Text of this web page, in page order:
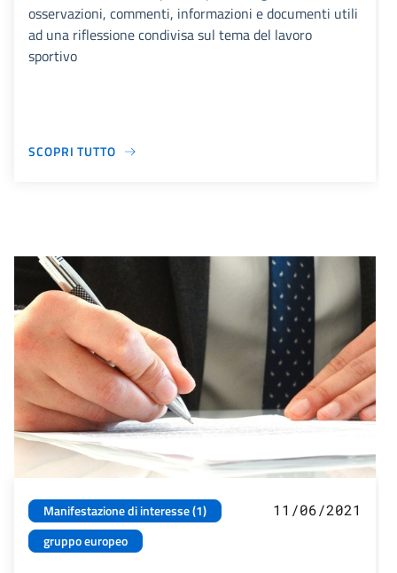
osservazioni, commenti, informazioni e documenti utili
ad una riflessione condivisa sul tema del lavoro
sportivo
SCOPRI TUTTO
Manifestazione di interesse (1)
gruppo europeo
11/06/2021